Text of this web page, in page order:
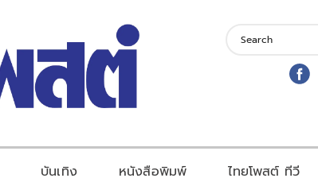
บันเทิง หนังสือพิมพ์ ไทยโพสต์ ทีวี